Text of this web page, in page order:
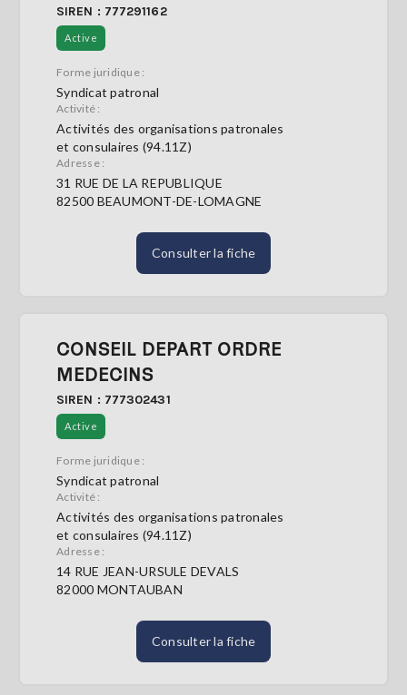
SIREN : 777291162
Active
Forme juridique :
Syndicat patronal
Activité :
Activités des organisations patronales
et consulaires (94.11Z)
Adresse :
31 RUE DE LA REPUBLIQUE
82500 BEAUMONT-DE-LOMAGNE
Consulter la fiche
CONSEIL DEPART ORDRE
MEDECINS
SIREN : 777302431
Active
Forme juridique :
Syndicat patronal
Activité :
Activités des organisations patronales
et consulaires (94.11Z)
Adresse :
14 RUE JEAN-URSULE DEVALS
82000 MONTAUBAN
Consulter la fiche